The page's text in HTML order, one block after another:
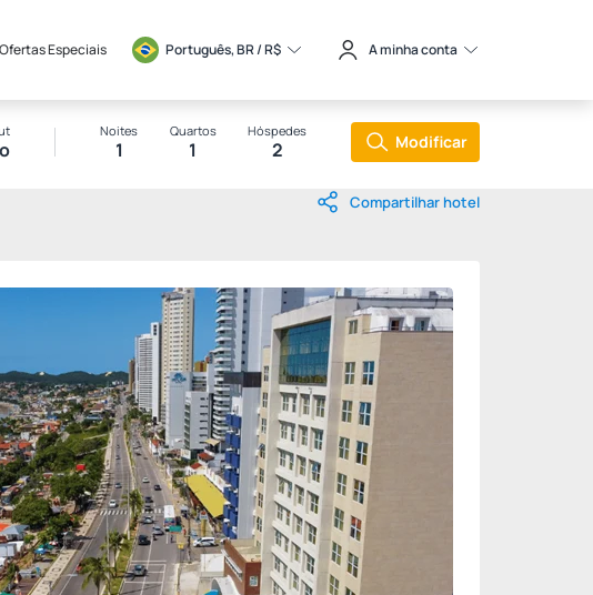
Ofertas Especiais Português, BR / R$ A minha conta
Noites
1
Quartos
1
Hóspedes
2 Modificar
Compartilhar hotel